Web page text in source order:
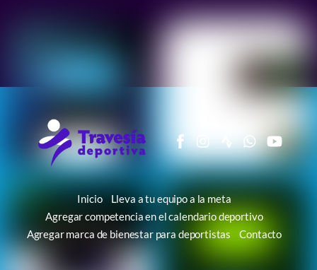
Inicio
Lleva a tu equipo a la meta
Agregar competencia en el calendario deportivo
Agregar marca de bienestar para deportistas
Contacto